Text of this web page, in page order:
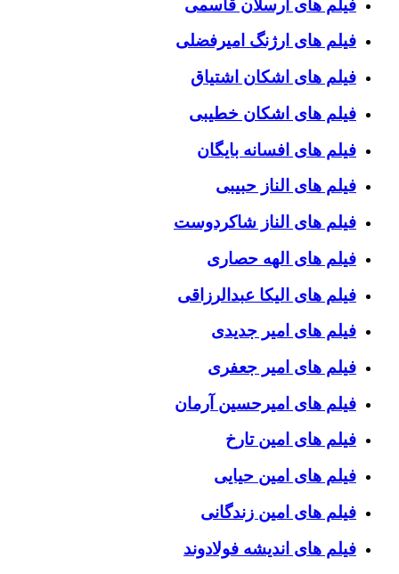
فیلم های ارسلان قاسمی
فیلم های ارژنگ امیرفضلی
فیلم های اشکان اشتیاق
فیلم های اشکان خطیبی
فیلم های افسانه بایگان
فیلم های الناز حبیبی
فیلم های الناز شاکردوست
فیلم های الهه حصاری
فیلم های الیکا عبدالرزاقی
فیلم های امیر جدیدی
فیلم های امیر جعفری
فیلم های امیرحسین آرمان
فیلم های امین تارخ
فیلم های امین حیایی
فیلم های امین زندگانی
فیلم های اندیشه فولادوند